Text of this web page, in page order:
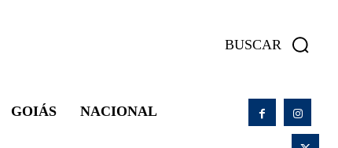
BUSCAR
GOIÁS NACIONAL